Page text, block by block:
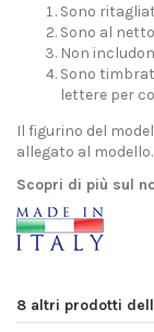
Sono
Sono al
Non
Sono
lettere per
Il figurino del
allegato al modello.
Scopri di più sul
8 altri prodotti